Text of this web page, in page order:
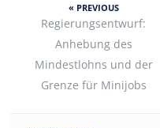
« PREVIOUS
Regierungsentwurf:
Anhebung des
Mindestlohns und der
Grenze für Minijobs